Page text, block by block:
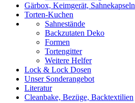
Gärbox, Keimgerät, Sahnekapseln
Torten-Kuchen
Sahnestände
Backzutaten Deko
Formen
Tortengitter
Weitere Helfer
Lock & Lock Dosen
Unser Sonderangebot
Literatur
Cleanbake, Bezüge, Backtextilien